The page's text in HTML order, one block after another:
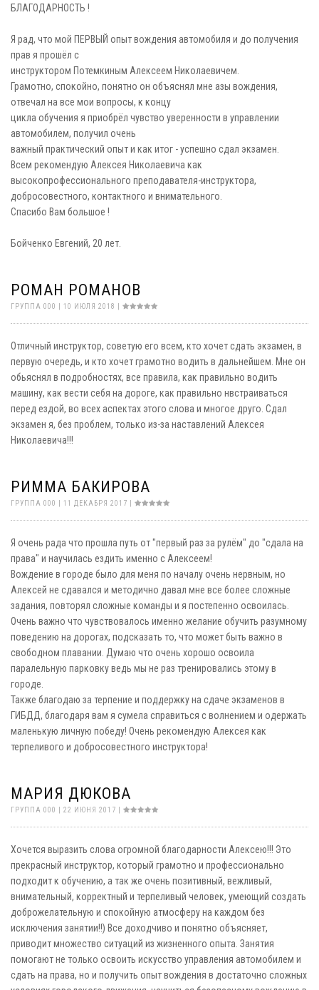
БЛАГОДАРНОСТЬ !
Я рад, что мой ПЕРВЫЙ опыт вождения автомобиля и до получения
прав я прошёл с
инструктором Потемкиным Алексеем Николаевичем.
Грамотно, спокойно, понятно он объяснял мне азы вождения,
отвечал на все мои вопросы, к концу
цикла обучения я приобрёл чувство уверенности в управлении
автомобилем, получил очень
важный практический опыт и как итог - успешно сдал экзамен.
Всем рекомендую Алексея Николаевича как
высокопрофессионального преподавателя-инструктора,
добросовестного, контактного и внимательного.
Спасибо Вам большое !
Бойченко Евгений, 20 лет.
РОМАН РОМАНОВ
ГРУППА 000 | 10 ИЮЛЯ 2018 |
Отличный инструктор, советую его всем, кто хочет сдать экзамен, в
первую очередь, и кто хочет грамотно водить в дальнейшем. Мне он
обьяснял в подробностях, все правила, как правильно водить
машину, как вести себя на дороге, как правильно нвстраиваться
перед ездой, во всех аспектах этого слова и многое друго. Сдал
экзамен я, без проблем, только из-за наставлений Алексея
Николаевича!!!
РИММА БАКИРОВА
ГРУППА 000 | 11 ДЕКАБРЯ 2017 |
Я очень рада что прошла путь от "первый раз за рулём" до "сдала на
права" и научилась ездить именно с Алексеем!
Вождение в городе было для меня по началу очень нервным, но
Алексей не сдавался и методично давал мне все более сложные
задания, повторял сложные команды и я постепенно освоилась.
Очень важно что чувствовалось именно желание обучить разумному
поведению на дорогах, подсказать то, что может быть важно в
свободном плавании. Думаю что очень хорошо освоила
паралельную парковку ведь мы не раз тренировались этому в
городе.
Также благодаю за терпение и поддержку на сдаче экзаменов в
ГИБДД, благодаря вам я сумела справиться с волнением и одержать
маленькую личную победу! Очень рекомендую Алексея как
терпеливого и добросовестного инструктора!
МАРИЯ ДЮКОВА
ГРУППА 000 | 22 ИЮНЯ 2017 |
Хочется выразить слова огромной благодарности Алексею!!! Это
прекрасный инструктор, который грамотно и профессионально
подходит к обучению, а так же очень позитивный, вежливый,
внимательный, корректный и терпеливый человек, умеющий создать
доброжелательную и спокойную атмосферу на каждом без
исключения занятии!!) Все доходчиво и понятно объясняет,
приводит множество ситуаций из жизненного опыта. Занятия
помогают не только освоить искусство управления автомобилем и
сдать на права, но и получить опыт вождения в достаточно сложных